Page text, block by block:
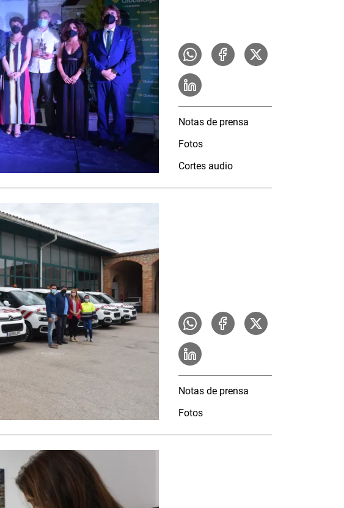
Notas de prensa
Fotos
Cortes audio
Notas de prensa
Fotos